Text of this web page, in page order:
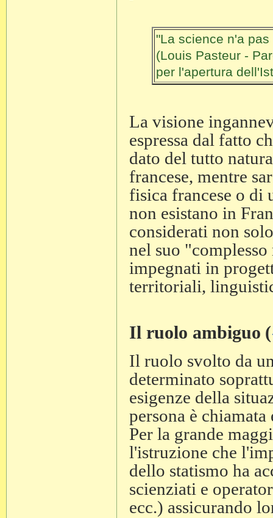
"La science n'a pas
(Louis Pasteur -
per l'apertura
La visione
espressa dal fatto
dato del tutto
francese, mentre
fisica francese o di
non esistano in
considerati non
nel suo
impegnati in
territoriali,
Il ruolo ambiguo (
Il ruolo svolto da
determinato
esigenze della
persona è
Per la grande
l'istruzione che
dello statismo ha
scienziati e
ecc.) assicurando